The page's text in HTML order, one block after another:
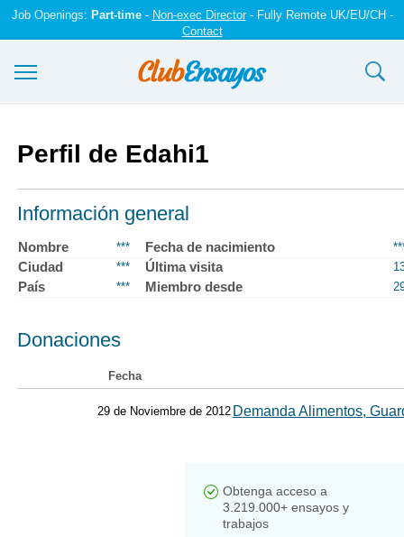
Job Openings: Part-time- Non-exec Director- Fully Remote UK/EU/CH -
Contact
Registrarse
Iniciar sesión
Contáctenos
Perfil de Edahi1
Información general
Nombre *** Fecha de nacimiento
Ciudad *** Última visita
País *** Miembro desde
Donaciones
Fecha
29 de Noviembre de 2012 Demanda Alimentos,
Obtenga acceso a
3.219.000+ ensayos y
trabajos